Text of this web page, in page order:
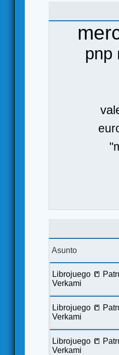
pnp
Asunto
Librojuego 📒
Verkami
Librojuego 📒
Verkami
Librojuego 📒
Verkami